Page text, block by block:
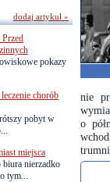
nie
o
pokazy
chorób
pobyt w
miejsca
biura nierzadko
tym...
dodaj artykuł »